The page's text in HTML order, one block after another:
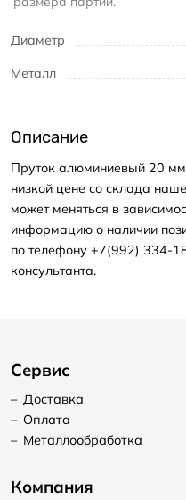
Диаметр
Металл
Описание
Пруток алюминиевый 20
низкой цене со склада
может меняться в
информацию о наличии
по телефону +7(992) 334-
консультанта.
Сервис
– Доставка
– Оплата
– Металлообработка
Компания